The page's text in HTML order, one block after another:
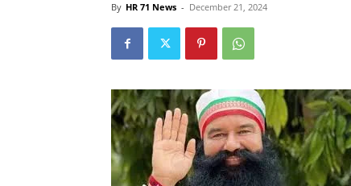
By HR 71 News - December 21, 2024